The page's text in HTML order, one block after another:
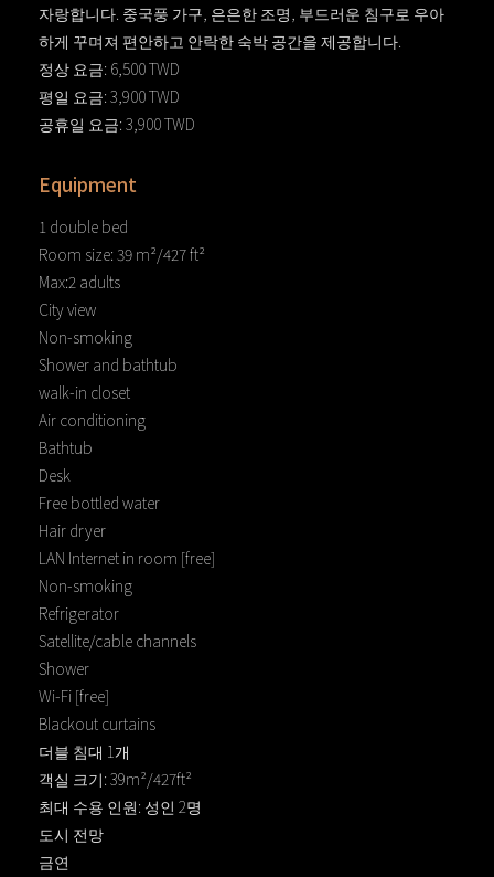
자랑합니다. 중국풍 가구, 은은한 조명, 부드러운 침구로 우아
하게 꾸며져 편안하고 안락한 숙박 공간을 제공합니다.
정상 요금: 6,500 TWD
평일 요금: 3,900 TWD
공휴일 요금: 3,900 TWD
Equipment
1 double bed
Room size: 39 m²/427 ft²
Max:2 adults
City view
Non-smoking
Shower and bathtub
walk-in closet
Air conditioning
Bathtub
Desk
Free bottled water
Hair dryer
LAN Internet in room [free]
Non-smoking
Refrigerator
Satellite/cable channels
Shower
Wi-Fi [free]
Blackout curtains
더블 침대 1개
객실 크기: 39m²/427ft²
최대 수용 인원: 성인 2명
도시 전망
금연